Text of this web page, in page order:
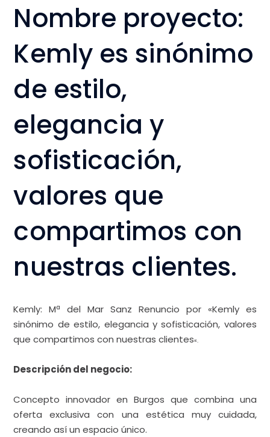
Nombre proyecto:
Kemly es sinónimo
de estilo,
elegancia y
sofisticación,
valores que
compartimos con
nuestras clientes.
Kemly: Mª del Mar Sanz Renuncio por «Kemly es
sinónimo de estilo, elegancia y sofisticación, valores
que compartimos con nuestras clientes«.
Descripción del negocio:
Concepto innovador en Burgos que combina una
oferta exclusiva con una estética muy cuidada,
creando así un espacio único.